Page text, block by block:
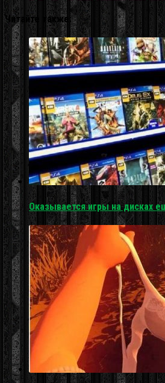
Читайте также:
Оказывается игры на дисках